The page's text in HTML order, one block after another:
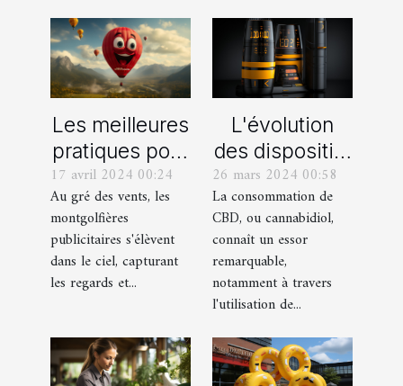
Les meilleures
pratiques pour
le design de
montgolfières
publicitaires
accrocheuses
17 avril 2024 00:24
Au gré des vents, les
montgolfières
publicitaires s'élèvent
dans le ciel, capturant
les regards et...
L'évolution
des dispositifs
de vapotage
pour le CBD :
innovations et
perspectives
26 mars 2024 00:58
La consommation de
CBD, ou cannabidiol,
connaît un essor
remarquable,
notamment à travers
l'utilisation de...